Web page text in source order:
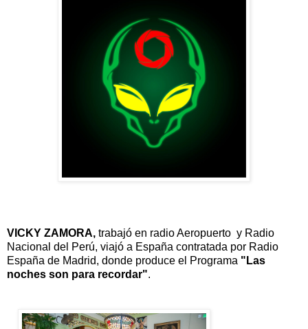
VICKY ZAMORA, trabajó en radio Aeropuerto y Radio
Nacional del Perú, viajó a España contratada por Radio
España de Madrid, donde produce el Programa "Las
noches son para recordar".